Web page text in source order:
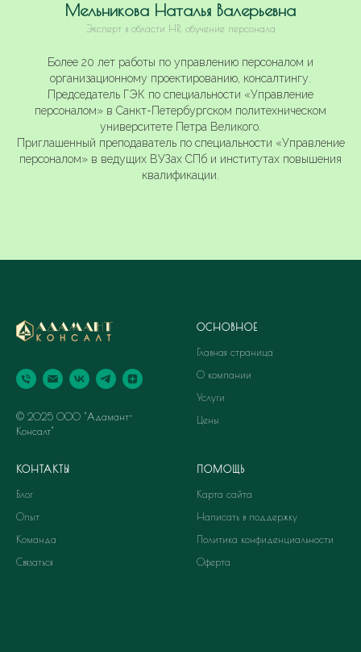
Мельникова Наталья Валерьевна
Эксперт в области HR, обучение персонала
Более 20 лет работы по управлению персоналом и
организационному проектированию, консалтингу.
Председатель ГЭК по специальности «Управление
персоналом» в Санкт-Петербургском политехническом
университете Петра Великого.
Приглашенный преподаватель по специальности «Управление
персоналом» в ведущих ВУЗах СПб и институтах повышения
квалификации.
© 2025 ООО "Адамант-
Консалт"
ОСНОВНОЕ
Главная страница
О компании
Услуги
Цены
КОНТАКТЫ
Блог
Опыт
Команда
Связаться
ПОМОЩЬ
Карта сайта
Написать в поддержку
Политика конфиденциальности
Оферта